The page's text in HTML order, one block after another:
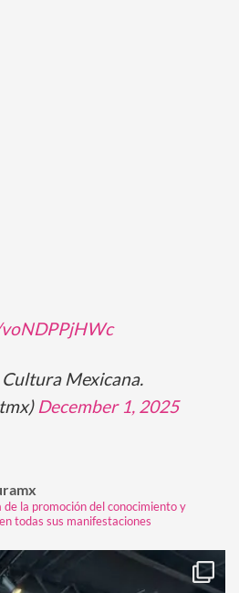
Mexicana.
December 1, 2025
la promoción del conocimiento y
todas sus manifestaciones